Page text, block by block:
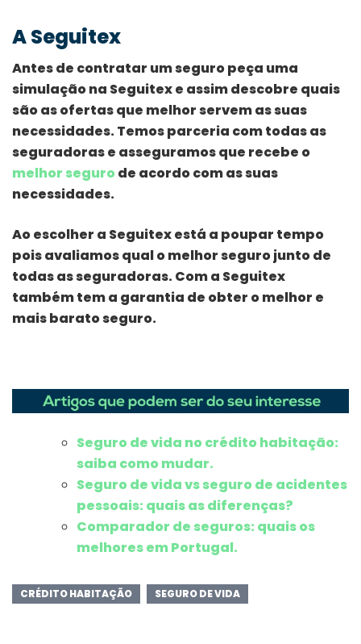
A Seguitex
Antes de contratar um seguro peça uma
simulação na Seguitex e assim descobre quais
são as ofertas que melhor servem as suas
necessidades. Temos parceria com todas as
seguradoras e asseguramos que recebe o
melhor seguro de acordo com as suas
necessidades.
Ao escolher a Seguitex está a poupar tempo
pois avaliamos qual o melhor seguro junto de
todas as seguradoras. Com a Seguitex
também tem a garantia de obter o melhor e
mais barato seguro.
Seguro de vida no crédito habitação:
saiba como mudar.
Seguro de vida vs seguro de acidentes
pessoais: quais as diferenças?
Comparador de seguros: quais os
melhores em Portugal.
CRÉDITO HABITAÇÃO SEGURO DE VIDA